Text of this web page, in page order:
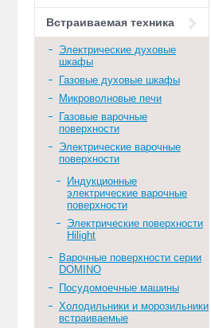
Встраиваемая техника
Электрические духовые
шкафы
Газовые духовые шкафы
Микроволновые печи
Газовые варочные
поверхности
Электрические варочные
поверхности
Индукционные
электрические варочные
поверхности
Электрические поверхности
Hilight
Варочные поверхности серии
DOMINO
Посудомоечные машины
Холодильники и морозильники
встраиваемые